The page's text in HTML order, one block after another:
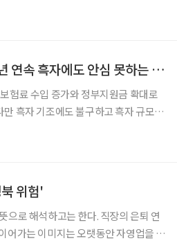
“흑자인데 왜 불안할까”···건강보험 5년 연속 흑자에도 안심 못하는 이유
험료 수입 증가와 정부지원금 확대로
흑자 기조에도 불구하고 흑자 규모는
위험'
으로 해석하고는 한다. 직장의 은퇴 연
어가는 이미지는 오랫동안 자영업을 긍